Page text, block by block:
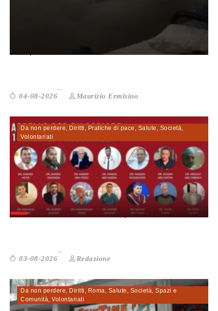
CPR, Yasmine Accardo: «Le nuove isti...
04-08-2026 Maurizio Ermisino
Da non perdere, Diritti , Pratiche di pace , Salute , Società,
Volontariati
Curare non è un crimine, Medu: il Gov...
03-08-2026 Redazione
Da non perdere, Diritti , Roma, Salute , Società, Spazi e
Comunità, Volontariati